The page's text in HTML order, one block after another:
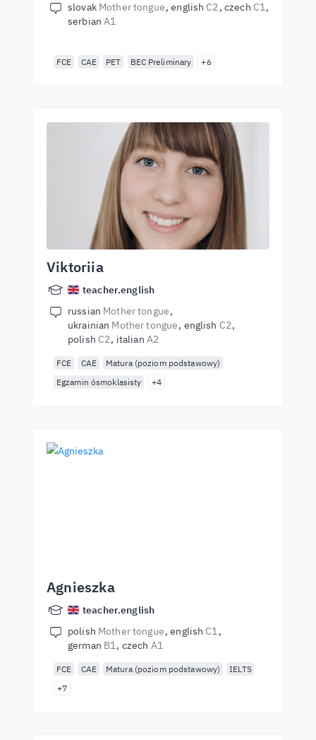
slovak Mother tongue english C2 czech C1
serbianA1
FCE CAE PET BEC Preliminary +6
Viktoriia
teacher.english
russian Mother tongue
ukrainian Mother tongue english C2
polish C2 italian A2
FCE CAE
Matura (poziom podstawowy)
Egzamin ósmoklasisty
+4
Agnieszka
teacher.english
polish Mother tongue english C1
german B1 czech A1
FCE CAE Matura (poziom podstawowy)
IELTS
+7